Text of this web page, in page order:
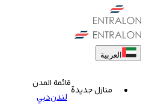
العربية
منازل جديدة
قائمة المدن
لندندبي